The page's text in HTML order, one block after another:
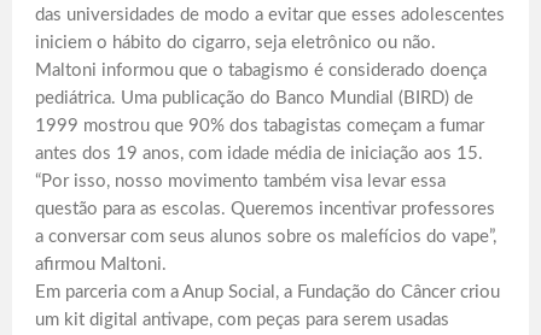
das universidades de modo a evitar que esses adolescentes
iniciem o hábito do cigarro, seja eletrônico ou não.
Maltoni informou que o tabagismo é considerado doença
pediátrica. Uma publicação do Banco Mundial (BIRD) de
1999 mostrou que 90% dos tabagistas começam a fumar
antes dos 19 anos, com idade média de iniciação aos 15.
“Por isso, nosso movimento também visa levar essa
questão para as escolas. Queremos incentivar professores
a conversar com seus alunos sobre os malefícios do vape”,
afirmou Maltoni.
Em parceria com a Anup Social, a Fundação do Câncer criou
um kit digital antivape, com peças para serem usadas